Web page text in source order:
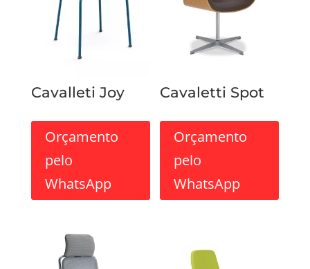
Cavalleti Joy
Orçamento
pelo
WhatsApp
Cavaletti Spot
Orçamento
pelo
WhatsApp